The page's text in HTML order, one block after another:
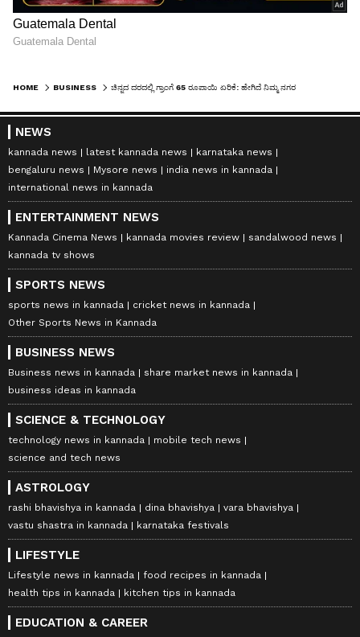
HOME BUSINESS
NEWS
kannada news latest kannada news
karnataka news
bengaluru news
Mysore news
india news in kannada
international news in kannada
ENTERTAINMENT NEWS
Kannada Cinema News kannada movies review
sandalwood news
kannada tv shows
SPORTS NEWS
sports news in kannada
cricket news in kannada
Other Sports News in Kannada
BUSINESS NEWS
Business news in kannada
share market news in kannada
business ideas in kannada
SCIENCE & TECHNOLOGY
technology news in kannada
mobile tech news
science and tech news
ASTROLOGY
rashi bhavishya in kannada dina bhavishya
vara bhavishya
vastu shastra in kannada
karnataka festivals
LIFESTYLE
Lifestyle news in kannada
food recipes in kannada
health tips in kannada
kitchen tips in kannada
EDUCATION & CAREER